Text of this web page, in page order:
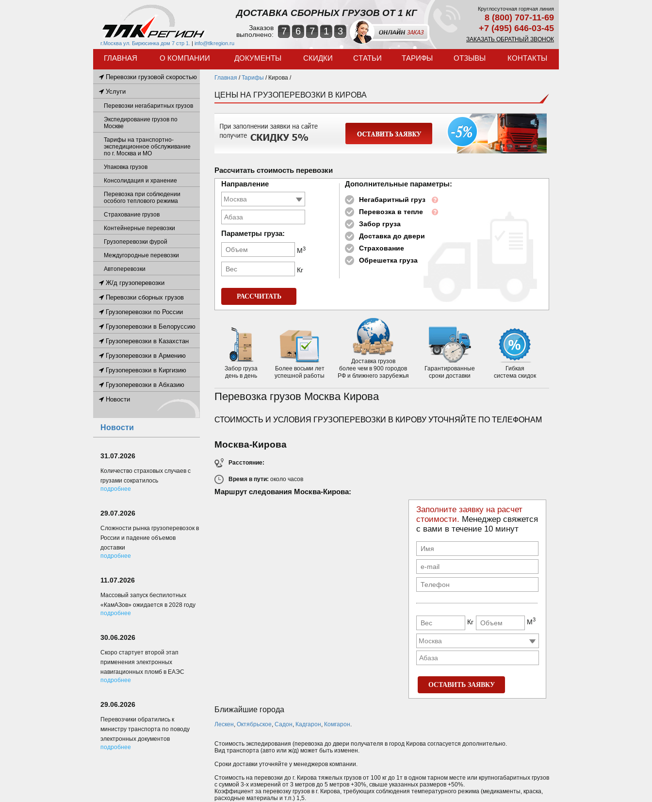
г.Москва ул. Бирюсинка дом 7 стр 1. | info@tlkregion.ru
ДОСТАВКА СБОРНЫХ ГРУЗОВ ОТ 1 КГ
Заказов
выполнено:
7 6 7 1 3
Круглосуточная горячая линия
8 (800) 707-11-69
+7 (495) 646-03-45
ЗАКАЗАТЬ ОБРАТНЫЙ ЗВОНОК
ГЛАВНАЯ О КОМПАНИИ ДОКУМЕНТЫ СКИДКИ СТАТЬИ ТАРИФЫ ОТЗЫВЫ КОНТАКТЫ
Главная /Тарифы / Кирова /
ЦЕНЫ НА ГРУЗОПЕРЕВОЗКИ В КИРОВА
Рассчитать стоимость перевозки
Направление
Абаза
Параметры груза:
М3
Кг
Дополнительные параметры:
Негабаритный груз
Перевозка в тепле
Забор груза
Доставка до двери
Страхование
Обрешетка груза
РАССЧИТАТЬ
Забор груза
день в день
Более восьми лет
успешной работы
Доставка грузов
более чем в 900 городов
РФ и ближнего зарубежья
Гарантированные
сроки доставки
Гибкая
система скидок
Перевозка грузов Москва Кирова
СТОИМОСТЬ И УСЛОВИЯ ГРУЗОПЕРЕВОЗКИ В КИРОВУ УТОЧНЯЙТЕ ПО ТЕЛЕФОНАМ
Москва-Кирова
Расстояние:
Время в пути: около часов
Маршрут следования Москва-Кирова:
Заполните заявку на расчет
стоимости. Менеджер свяжется
с вами в течение 10 минут
Кг М3
Абаза
ОСТАВИТЬ ЗАЯВКУ
Ближайшие города
Лескен, Октябрьское, Садон, Кадгарон, Комгарон.
Стоимость экспедирования (перевозка до двери получателя в город Кирова согласуется дополнительно.
Вид транспорта (авто или ж/д) может быть изменен.
Сроки доставки уточняйте у менеджеров компании.
Стоимость на перевозки до г. Кирова тяжелых грузов от 100 кг до 1т в одном тарном месте или крупногабаритных грузов
с суммой 3-х измерений от 3 метров до 5 метров +30%, свыше указанных размеров +50%.
Коэффициент за перевозку грузов в г. Кирова, требующих соблюдения температурного режима (медикаменты, краска,
расходные материалы и т.п.) 1,5.
Перевозки грузовой скоростью
Услуги
Перевозки негабаритных грузов
Экспедирование грузов по
Москве
Тарифы на транспортно-
экспедиционное обслуживание
по г. Москва и МО
Упаковка грузов
Консолидация и хранение
Перевозка при соблюдении
особого теплового режима
Страхование грузов
Контейнерные перевозки
Грузоперевозки фурой
Междугородные перевозки
Автоперевозки
Ж/д грузоперевозки
Перевозки сборных грузов
Грузоперевозки по России
Грузоперевозки в Белоруссию
Грузоперевозки в Казахстан
Грузоперевозки в Армению
Грузоперевозки в Киргизию
Грузоперевозки в Абхазию
Новости
Новости
31.07.2026
Количество страховых случаев с
грузами сократилось
подробнее
29.07.2026
Сложности рынка грузоперевозок в
России и падение объемов
доставки
подробнее
11.07.2026
Массовый запуск беспилотных
«КамАЗов» ожидается в 2028 году
подробнее
30.06.2026
Скоро стартует второй этап
применения электронных
навигационных пломб в ЕАЭС
подробнее
29.06.2026
Перевозчики обратились к
министру транспорта по поводу
электронных документов
подробнее